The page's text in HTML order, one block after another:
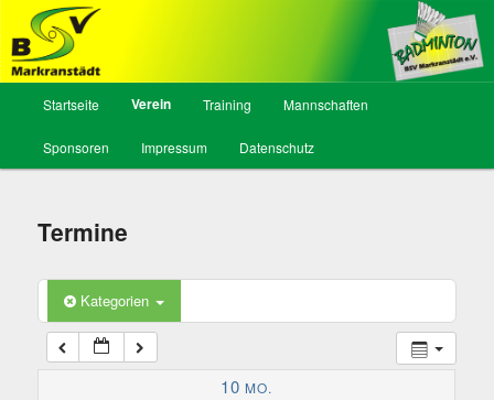
BSV Markranstädt, Abt. Badminton
Zum
Inhalt
Startseite Verein Training Mannschaften
Sponsoren Impressum Datenschutz
Termine
Kategorien
10 MO.
2:00
3:00
4:00
5:00
6:00
7:00